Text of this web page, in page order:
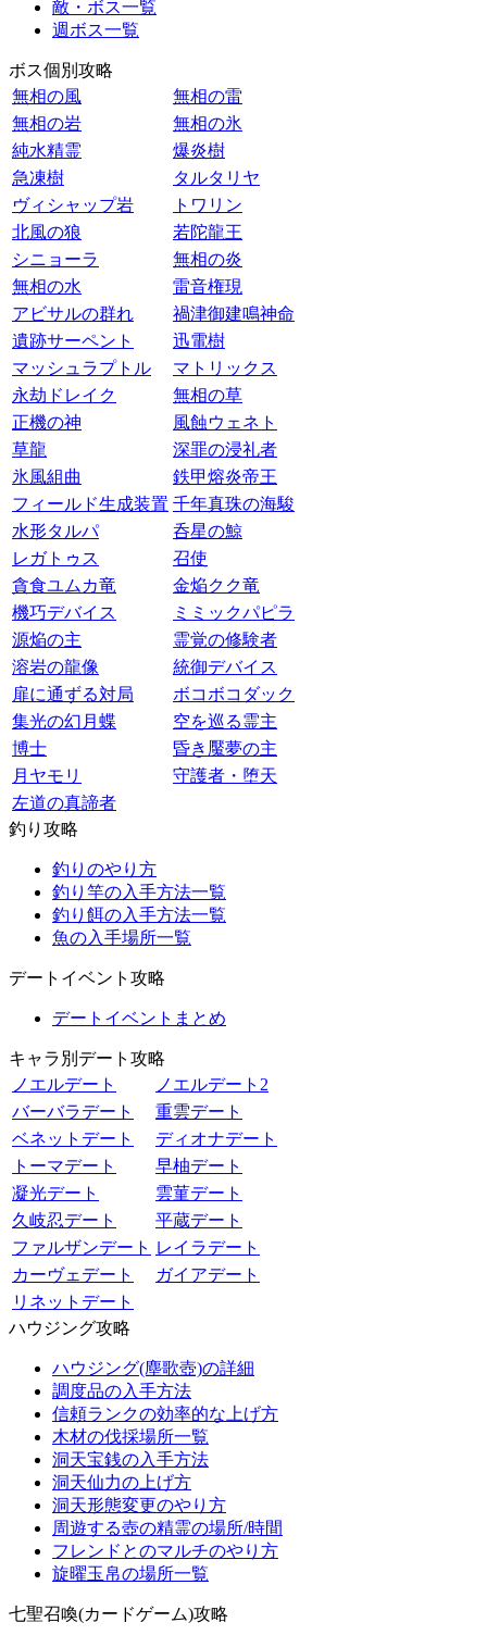
敵・ボス一覧
週ボス一覧
ボス個別攻略
無相の風
無相の雷
無相の岩
無相の氷
純水精霊
爆炎樹
急凍樹
タルタリヤ
ヴィシャップ岩
トワリン
北風の狼
若陀龍王
シニョーラ
無相の炎
無相の水
雷音権現
アビサルの群れ
禍津御建鳴神命
遺跡サーペント
迅電樹
マッシュラプトル
マトリックス
永劫ドレイク
無相の草
正機の神
風蝕ウェネト
草龍
深罪の浸礼者
氷風組曲
鉄甲熔炎帝王
フィールド生成装置 千年真珠の海駿
水形タルパ
呑星の鯨
レガトゥス
召使
貪食ユムカ竜
金焔クク竜
機巧デバイス
ミミックパピラ
源焔の主
霊覚の修験者
溶岩の龍像
統御デバイス
扉に通ずる対局
ボコボコダック
集光の幻月蝶
空を巡る霊主
博士
昏き魘夢の主
月ヤモリ
守護者・堕天
左道の真諦者
釣り攻略
釣りのやり方
釣り竿の入手方法一覧
釣り餌の入手方法一覧
魚の入手場所一覧
デートイベント攻略
デートイベントまとめ
キャラ別デート攻略
ノエルデート
ノエルデート2
バーバラデート
重雲デート
ベネットデート
ディオナデート
トーマデート
早柚デート
凝光デート
雲菫デート
久岐忍デート
平蔵デート
ファルザンデート レイラデート
カーヴェデート
ガイアデート
リネットデート
ハウジング攻略
ハウジング(塵歌壺)の詳細
調度品の入手方法
信頼ランクの効率的な上げ方
木材の伐採場所一覧
洞天宝銭の入手方法
洞天仙力の上げ方
洞天形態変更のやり方
周遊する壺の精霊の場所/時間
フレンドとのマルチのやり方
旋曜玉帛の場所一覧
七聖召喚(カードゲーム)攻略